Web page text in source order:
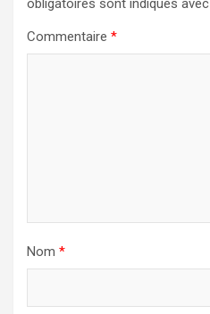
obligatoires sont indiqués avec
Commentaire *
Nom *